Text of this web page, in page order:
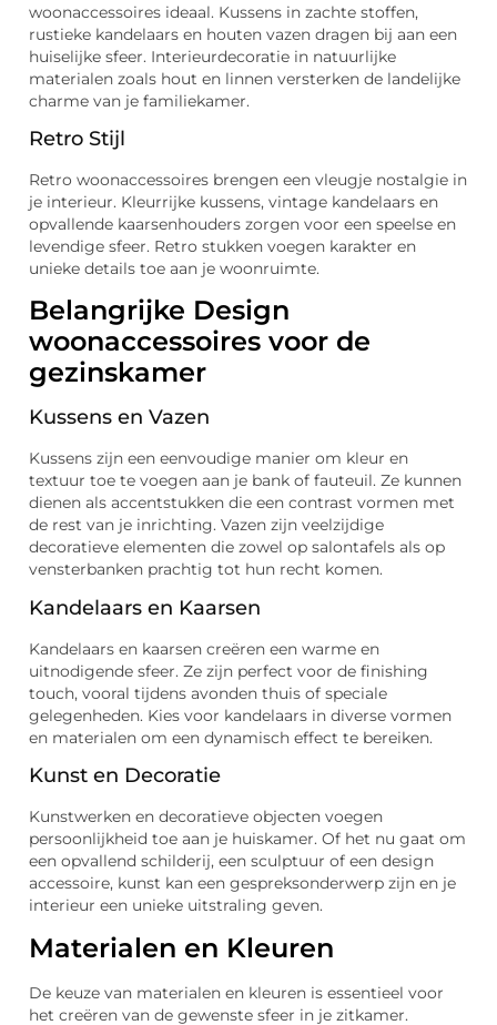
woonaccessoires ideaal. Kussens in zachte stoffen,
rustieke kandelaars en houten vazen dragen bij aan een
huiselijke sfeer. Interieurdecoratie in natuurlijke
materialen zoals hout en linnen versterken de landelijke
charme van je familiekamer.
Retro Stijl
Retro woonaccessoires brengen een vleugje nostalgie in
je interieur. Kleurrijke kussens, vintage kandelaars en
opvallende kaarsenhouders zorgen voor een speelse en
levendige sfeer. Retro stukken voegen karakter en
unieke details toe aan je woonruimte.
Belangrijke Design
woonaccessoires voor de
gezinskamer
Kussens en Vazen
Kussens zijn een eenvoudige manier om kleur en
textuur toe te voegen aan je bank of fauteuil. Ze kunnen
dienen als accentstukken die een contrast vormen met
de rest van je inrichting. Vazen zijn veelzijdige
decoratieve elementen die zowel op salontafels als op
vensterbanken prachtig tot hun recht komen.
Kandelaars en Kaarsen
Kandelaars en kaarsen creëren een warme en
uitnodigende sfeer. Ze zijn perfect voor de finishing
touch, vooral tijdens avonden thuis of speciale
gelegenheden. Kies voor kandelaars in diverse vormen
en materialen om een dynamisch effect te bereiken.
Kunst en Decoratie
Kunstwerken en decoratieve objecten voegen
persoonlijkheid toe aan je huiskamer. Of het nu gaat om
een opvallend schilderij, een sculptuur of een design
accessoire, kunst kan een gespreksonderwerp zijn en je
interieur een unieke uitstraling geven.
Materialen en Kleuren
De keuze van materialen en kleuren is essentieel voor
het creëren van de gewenste sfeer in je zitkamer.